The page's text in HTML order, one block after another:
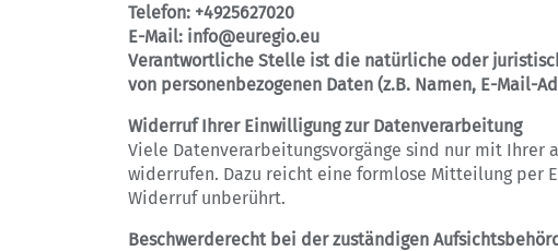
Telefon: +4925627020
E-Mail: info@euregio.eu
Verantwortliche Stelle ist die natürliche oder
von personenbezogenen Daten (z.B. Namen, E-Mail-
Widerruf Ihrer Einwilligung zur Datenverarbeitung
Viele Datenverarbeitungsvorgänge sind nur mit
widerrufen. Dazu reicht eine formlose Mitteilung per
Widerruf unberührt.
Beschwerderecht bei der zuständigen